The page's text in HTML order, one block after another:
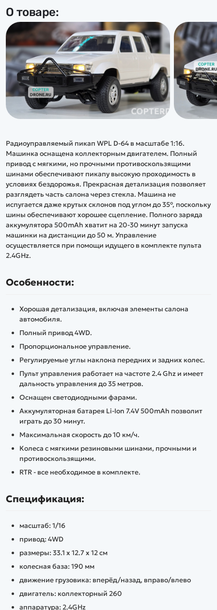
О товаре:
Радиоуправляемый пикап WPL D-64 в масштабе 1:16.
Машинка оснащена коллекторным двигателем. Полный
привод с мягкими, но прочными противоскользящими
шинами обеспечивают пикапу высокую проходимость в
условиях бездорожья. Прекрасная детализация позволяет
разглядеть часть салона через стекла. Машина не
испугается даже крутых склонов под углом до 35°, поскольку
шины обеспечивают хорошее сцепление. Полного заряда
аккумулятора 500mAh хватит на 20-30 минут запуска
машинки на дистанции до 50 м. Управление
осуществляется при помощи идущего в комплекте пульта
2.4GHz.
Особенности:
Хорошая детализация, включая элементы салона
автомобиля.
Полный привод 4WD.
Пропорциональное управление.
Регулируемые углы наклона передних и задних колес.
Пульт управления работает на частоте 2.4 Ghz и имеет
дальность управления до 35 метров.
Оснащен светодиодными фарами.
Аккумуляторная батарея Li-Ion 7.4V 500mAh позволит
играть до 30 минут.
Максимальная скорость до 10 км/ч.
Колеса с мягкими резиновыми шинами, прочными и
противоскользящими.
RTR - все необходимое в комплекте.
Спецификация:
масштаб: 1/16
привод: 4WD
размеры: 33.1 х 12.7 х 12 см
колесная база: 190 мм
движение грузовика: вперёд/назад, вправо/влево
двигатель: коллекторный 260
аппаратура: 2.4GHz